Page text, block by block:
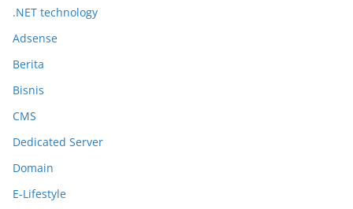
.NET technology
Adsense
Berita
Bisnis
CMS
Dedicated Server
Domain
E-Lifestyle